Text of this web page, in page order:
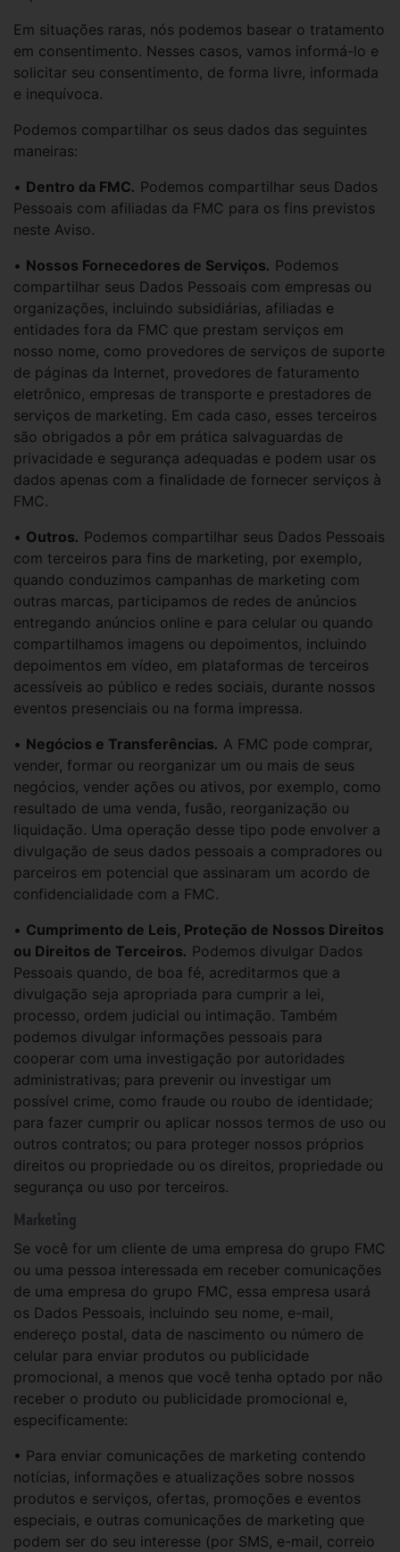
Em situações raras, nós podemos basear o tratamento
em consentimento. Nesses casos, vamos informá-lo e
solicitar seu consentimento, de forma livre, informada
e inequívoca.
Podemos compartilhar os seus dados das seguintes
maneiras:
• Dentro da FMC. Podemos compartilhar seus Dados
Pessoais com afiliadas da FMC para os fins previstos
neste Aviso.
• Nossos Fornecedores de Serviços. Podemos
compartilhar seus Dados Pessoais com empresas ou
organizações, incluindo subsidiárias, afiliadas e
entidades fora da FMC que prestam serviços em
nosso nome, como provedores de serviços de suporte
de páginas da Internet, provedores de faturamento
eletrônico, empresas de transporte e prestadores de
serviços de marketing. Em cada caso, esses terceiros
são obrigados a pôr em prática salvaguardas de
privacidade e segurança adequadas e podem usar os
dados apenas com a finalidade de fornecer serviços à
FMC.
• Outros. Podemos compartilhar seus Dados Pessoais
com terceiros para fins de marketing, por exemplo,
quando conduzimos campanhas de marketing com
outras marcas, participamos de redes de anúncios
entregando anúncios online e para celular ou quando
compartilhamos imagens ou depoimentos, incluindo
depoimentos em vídeo, em plataformas de terceiros
acessíveis ao público e redes sociais, durante nossos
eventos presenciais ou na forma impressa.
• Negócios e Transferências. A FMC pode comprar,
vender, formar ou reorganizar um ou mais de seus
negócios, vender ações ou ativos, por exemplo, como
resultado de uma venda, fusão, reorganização ou
liquidação. Uma operação desse tipo pode envolver a
divulgação de seus dados pessoais a compradores ou
parceiros em potencial que assinaram um acordo de
confidencialidade com a FMC.
• Cumprimento de Leis, Proteção de Nossos Direitos
ou Direitos de Terceiros. Podemos divulgar Dados
Pessoais quando, de boa fé, acreditarmos que a
divulgação seja apropriada para cumprir a lei,
processo, ordem judicial ou intimação. Também
podemos divulgar informações pessoais para
cooperar com uma investigação por autoridades
administrativas; para prevenir ou investigar um
possível crime, como fraude ou roubo de identidade;
para fazer cumprir ou aplicar nossos termos de uso ou
outros contratos; ou para proteger nossos próprios
direitos ou propriedade ou os direitos, propriedade ou
segurança ou uso por terceiros.
Marketing
Se você for um cliente de uma empresa do grupo FMC
ou uma pessoa interessada em receber comunicações
de uma empresa do grupo FMC, essa empresa usará
os Dados Pessoais, incluindo seu nome, e-mail,
endereço postal, data de nascimento ou número de
celular para enviar produtos ou publicidade
promocional, a menos que você tenha optado por não
receber o produto ou publicidade promocional e,
especificamente:
• Para enviar comunicações de marketing contendo
notícias, informações e atualizações sobre nossos
produtos e serviços, ofertas, promoções e eventos
especiais, e outras comunicações de marketing que
podem ser do seu interesse (por SMS, e-mail, correio